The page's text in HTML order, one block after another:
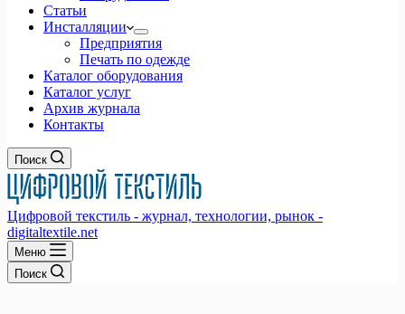
Статьи
Инсталляции
Предприятия
Печать по одежде
Каталог оборудования
Каталог услуг
Архив журнала
Контакты
Поиск
Цифровой текстиль - журнал, технологии, рынок -
digitaltextile.net
Меню
Поиск